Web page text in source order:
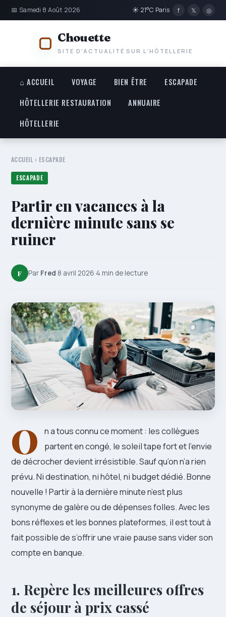
📅 Samedi 8 Août 2026 ☀ 21°C Paris f 𝕏 ◎
Chouette
SITE D'ACTUALITÉ SUR L'HÔTELLERIE
⌂ ACCUEIL VOYAGE BIEN ÊTRE
ESCAPADE
HÔTELLERIE RESTAURATION
ANNUAIRE
HÔTELLERIE
ACCUEIL › ESCAPADE
ESCAPADE
Partir en vacances à la
dernière minute sans se
ruiner
F Par Fred·8 avril 2026·4 min de lecture
O
n a tous connu ce moment : les collègues
partent en congé, le soleil tape fort et l’envie
de décrocher devient irrésistible. Sauf qu’on n’a rien
prévu. Ni destination, ni hôtel, ni budget dédié. Bonne
nouvelle ! Partir à la dernière minute n’est plus
synonyme de galère ou de dépenses folles. Avec les
bons réflexes et les bonnes plateformes, il est tout à
fait possible de s’offrir une vraie pause sans vider son
compte en banque.
1. Repère les meilleures offres
de séjour à prix cassé